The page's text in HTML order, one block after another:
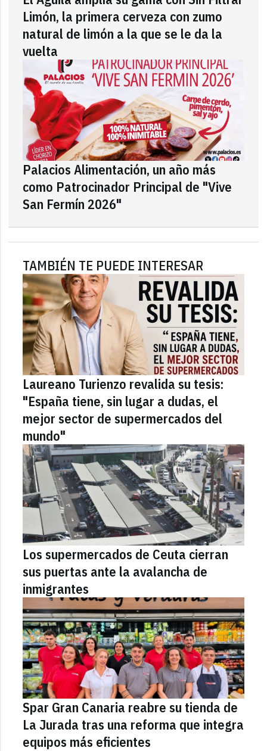
Limón, la primera cerveza con zumo
natural de limón a la que se le da la
vuelta
Palacios Alimentación, un año más
como Patrocinador Principal de "Vive
San Fermín 2026"
TAMBIÉN TE PUEDE INTERESAR
Laureano Turienzo revalida su tesis:
"España tiene, sin lugar a dudas, el
mejor sector de supermercados del
mundo"
Los supermercados de Ceuta cierran
sus puertas ante la avalancha de
inmigrantes
Spar Gran Canaria reabre su tienda de
La Jurada tras una reforma que integra
equipos más eficientes